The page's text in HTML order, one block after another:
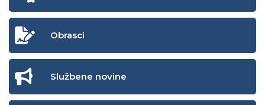
Obrasci
Službene novine